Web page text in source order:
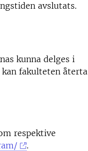
avslutats.
kunna delges i
fakulteten återta
respektive
.